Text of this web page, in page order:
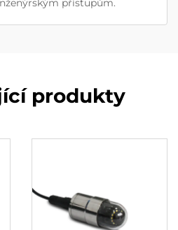
přístupům.
produkty